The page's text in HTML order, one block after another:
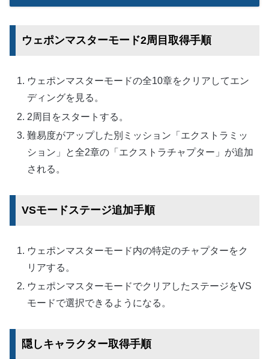
ウェポンマスターモード2周目取得手順
ウェポンマスターモードの全10章をクリアしてエン
ディングを見る。
2周目をスタートする。
難易度がアップした別ミッション「エクストラミッ
ション」と全2章の「エクストラチャプター」が追加
される。
VSモードステージ追加手順
ウェポンマスターモード内の特定のチャプターをク
リアする。
ウェポンマスターモードでクリアしたステージをVS
モードで選択できるようになる。
隠しキャラクター取得手順